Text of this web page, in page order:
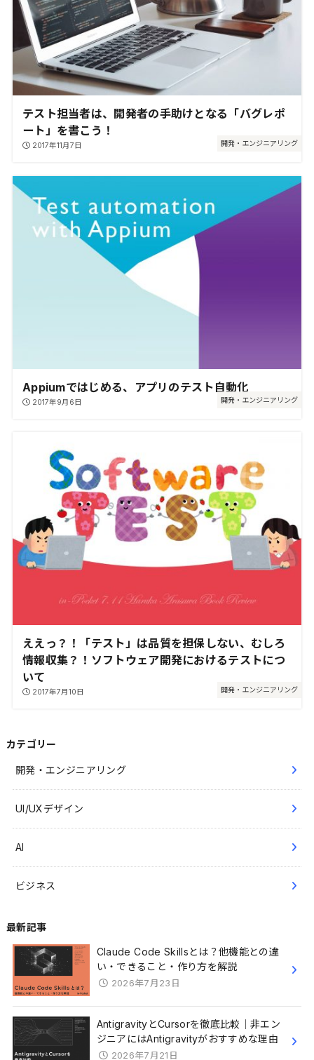
開発・エンジニアリング
テスト担当者は、開発者の手助けとなる「バグレポ
ート」を書こう！
2017年11月7日
開発・エンジニアリング
Appiumではじめる、アプリのテスト自動化
2017年9月6日
開発・エンジニアリング
ええっ？！「テスト」は品質を担保しない、むしろ
情報収集？！ソフトウェア開発におけるテストにつ
いて
2017年7月10日
カテゴリー
開発・エンジニアリング
UI/UXデザイン
AI
ビジネス
最新記事
Claude Code Skillsとは？他機能との違
い・できること・作り方を解説
2026年7月23日
AntigravityとCursorを徹底比較｜非エン
ジニアにはAntigravityがおすすめな理由
2026年7月21日